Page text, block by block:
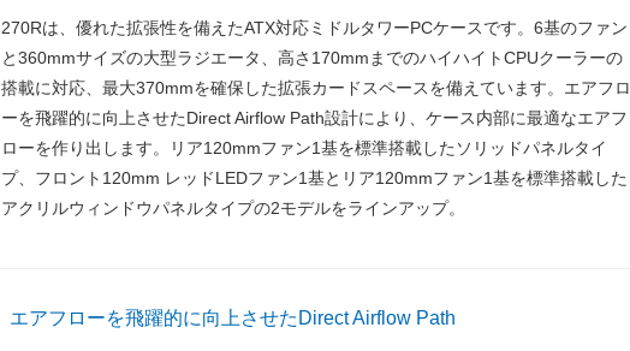
270Rは、優れた拡張性を備えたATX対応ミドルタワーPCケースです。6基のファン
と360mmサイズの大型ラジエータ、高さ170mmまでのハイハイトCPUクーラーの
搭載に対応、最大370mmを確保した拡張カードスペースを備えています。エアフロ
ーを飛躍的に向上させたDirect Airflow Path設計により、ケース内部に最適なエアフ
ローを作り出します。リア120mmファン1基を標準搭載したソリッドパネルタイ
プ、フロント120mm レッドLEDファン1基とリア120mmファン1基を標準搭載した
アクリルウィンドウパネルタイプの2モデルをラインアップ。
エアフローを飛躍的に向上させたDirect Airflow Path